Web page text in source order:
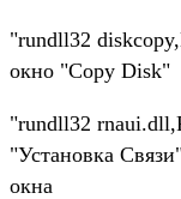
"rundll32
окно "Copy Disk"
"rundll32
"Установка
окна